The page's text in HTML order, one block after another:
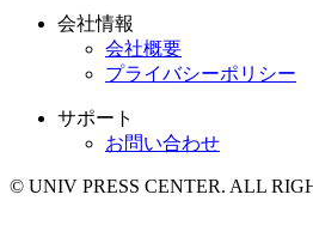
会社情報
会社概要
プライバシーポリシー
サポート
お問い合わせ
© UNIV PRESS CENTER. ALL